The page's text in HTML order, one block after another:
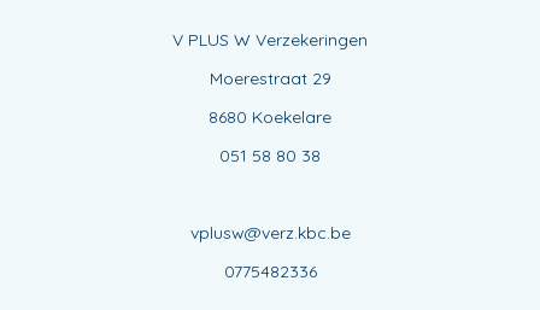
V PLUS W Verzekeringen
Moerestraat 29
8680 Koekelare
051 58 80 38
vplusw@verz.kbc.be
0775482336